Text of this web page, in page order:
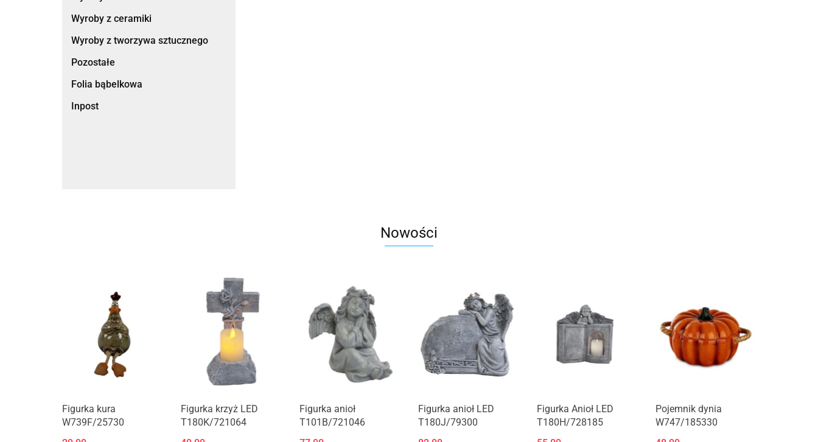
Wyroby z ceramiki
Wyroby z tworzywa sztucznego
Pozostałe
Folia bąbelkowa
Inpost
Nowości
Figurka kura
W739F/25730
Figurka krzyż LED
T180K/721064
Figurka anioł
T101B/721046
Figurka anioł LED
T180J/79300
Figurka Anioł LED
T180H/728185
Pojemnik dynia
W747/185330